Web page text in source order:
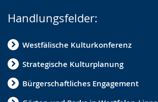
Handlungsfelder:
Westfälische Kulturkonferenz
Strategische Kulturplanung
Bürgerschaftliches Engagement